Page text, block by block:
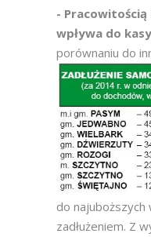
- Pracowitością
wpływa do
porównaniu do
do najuboższych
zadłużeniem. Z